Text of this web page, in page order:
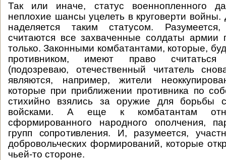
Так или иначе, статус военнопленного
неплохие шансы уцелеть в круговерти войны.
наделяется таким статусом.
считаются все захваченные солдаты армии
только. Законными комбатантами, которые,
противником, имеют право считаться
(подозреваю, отечественный читатель
являются, например, жители
которые при приближении противника по
стихийно взялись за оружие для борьбы
войсками. А еще к комбатантам
сформированного народного ополчения,
групп сопротивления. И, разумеется,
добровольческих формирований, которые
чьей-то стороне.